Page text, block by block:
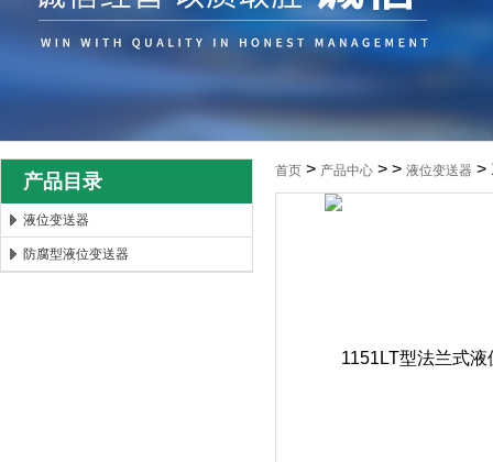
安徽康泰电气有限公司
产品目录
液位变送器
防腐型液位变送器
首页 > 产品中心 > > 液位变送器 >